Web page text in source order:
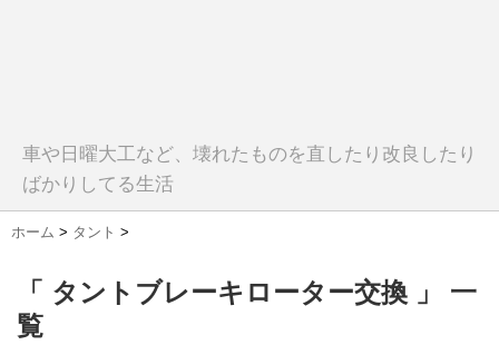
車や日曜大工など、壊れたものを直したり改良したり
ばかりしてる生活
ホーム > タント >
「 タントブレーキローター交換 」 一
覧